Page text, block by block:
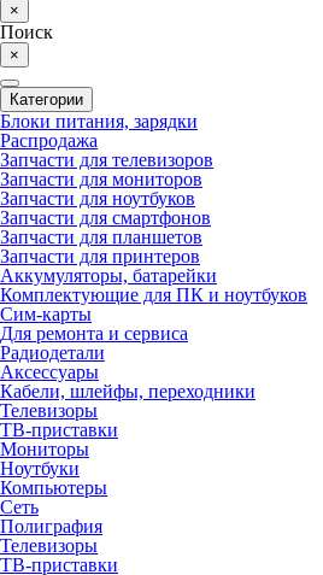
×
Поиск
×
Категории
Блоки питания, зарядки
Распродажа
Запчасти для телевизоров
Запчасти для мониторов
Запчасти для ноутбуков
Запчасти для смартфонов
Запчасти для планшетов
Запчасти для принтеров
Аккумуляторы, батарейки
Комплектующие для ПК и ноутбуков
Сим-карты
Для ремонта и сервиса
Радиодетали
Аксессуары
Кабели, шлейфы, переходники
Телевизоры
ТВ-приставки
Мониторы
Ноутбуки
Компьютеры
Сеть
Полиграфия
Телевизоры
ТВ-приставки